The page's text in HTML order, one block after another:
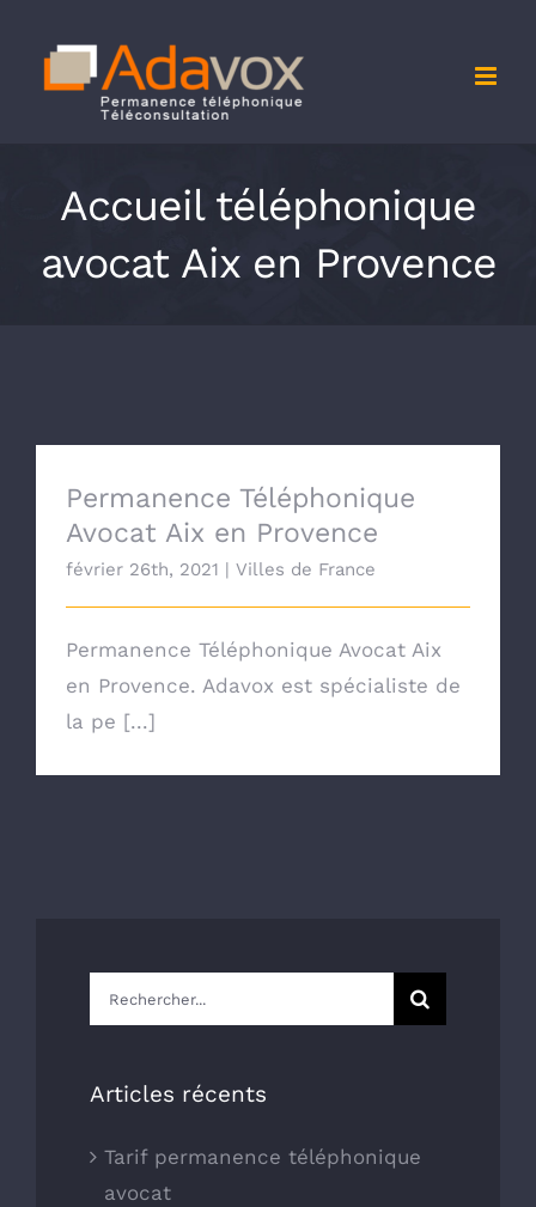
contenu
Accueil téléphonique
avocat Aix en Provence
Permanence Téléphonique
Avocat Aix en Provence
février 26th, 2021 | Villes de France
Permanence Téléphonique Avocat Aix
en Provence. Adavox est spécialiste de
la pe [...]
Rechercher:
Articles récents
Tarif permanence téléphonique
avocat